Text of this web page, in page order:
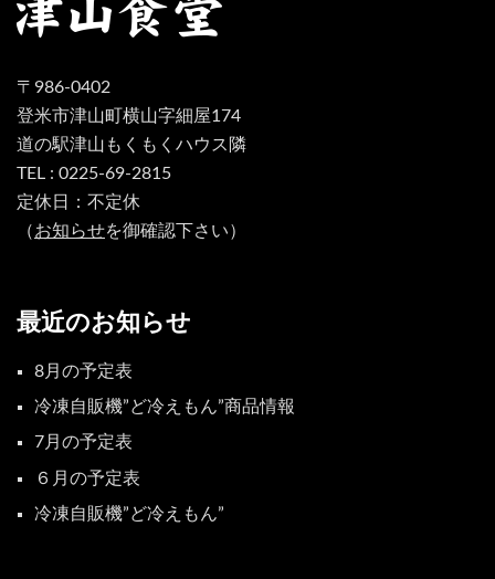
〒986-0402
登米市津山町横山字細屋174
道の駅津山もくもくハウス隣
TEL : 0225-69-2815
定休日：不定休
（お知らせを御確認下さい）
最近のお知らせ
8月の予定表
冷凍自販機”ど冷えもん”商品情報
7月の予定表
６月の予定表
冷凍自販機”ど冷えもん”